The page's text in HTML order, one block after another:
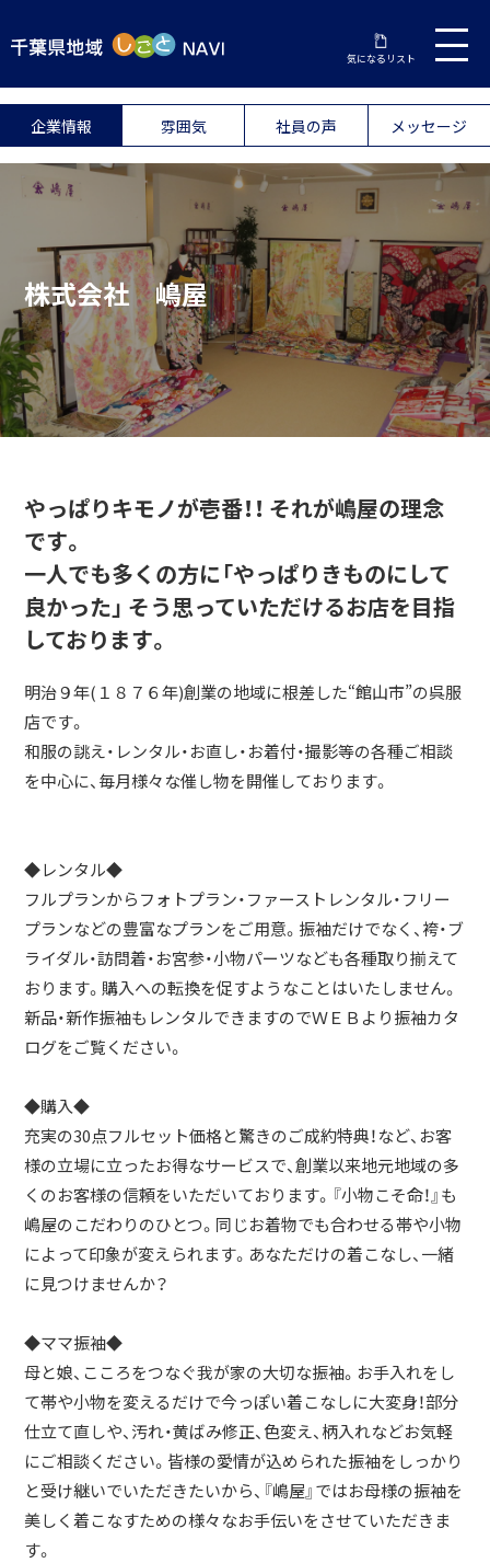
気になるリスト
企業情報 雰囲気 社員の声 メッセージ
株式会社 嶋屋
やっぱりキモノが壱番！！ それが嶋屋の理念
です。
一人でも多くの方に「やっぱりきものにして
良かった」 そう思っていただけるお店を目指
しております。
明治９年(１８７６年)創業の地域に根差した“館山市”の呉服
店です。
和服の誂え・レンタル・お直し・お着付・撮影等の各種ご相談
を中心に、毎月様々な催し物を開催しております。
◆レンタル◆
フルプランからフォトプラン・ファーストレンタル・フリー
プランなどの豊富なプランをご用意。振袖だけでなく、袴・ブ
ライダル・訪問着・お宮参・小物パーツなども各種取り揃えて
おります。購入への転換を促すようなことはいたしません。
新品・新作振袖もレンタルできますのでＷＥＢより振袖カタ
ログをご覧ください。
◆購入◆
充実の30点フルセット価格と驚きのご成約特典！など、お客
様の立場に立ったお得なサービスで、創業以来地元地域の多
くのお客様の信頼をいただいております。『小物こそ命！』も
嶋屋のこだわりのひとつ。同じお着物でも合わせる帯や小物
によって印象が変えられます。あなただけの着こなし、一緒
に見つけませんか？
◆ママ振袖◆
母と娘、こころをつなぐ我が家の大切な振袖。お手入れをし
て帯や小物を変えるだけで今っぽい着こなしに大変身！部分
仕立て直しや、汚れ・黄ばみ修正、色変え、柄入れなどお気軽
にご相談ください。皆様の愛情が込められた振袖をしっかり
と受け継いでいただきたいから、『嶋屋』ではお母様の振袖を
美しく着こなすための様々なお手伝いをさせていただきま
す。